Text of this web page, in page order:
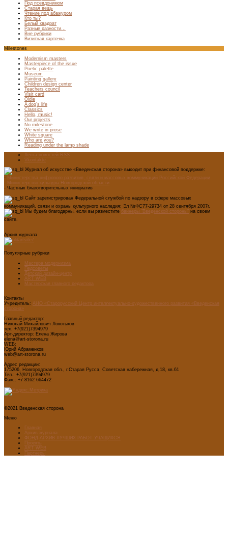
Под псевдонимом
Старая вещь
Чтение под абажуром
Кто ты?
Белый квадрат
Разные разности…
Вне рубрики
Визитная карточка
Milestones
Modernism masters
Masterpiece of the issue
Poetic palette
Museum
Painting gallery
Children design center
Teachers council
Visit card
Oldie
A dog’s life
Classics
Hello, music!
Our projects
No milestone
We write in prose
White square
Who are you?
Reading under the lamp shade
Лента новостей RSS
Vkontakte
Журнал об искусстве «Введенская сторона» выходит при финансовой поддержке:
- Министерства цифрового развития, связи и массовых коммуникаций Российской Федерации
- Министерство культуры Новгородской области
- Частных благотворительных инициатив
Сайт зарегистрирован Федеральной службой по надзору в сфере массовых
коммуникаций, связи и охраны культурного наследия: Эл №ФС77-29734 от 28 сентября 2007г.
Мы будем благодарны, если вы разместите баннеры "Введенской стороны" на своем
сайте.
Архив журнала
Популярные рубрики
Мастера модернизма
Педсоветы
Детский дизайн-центр
ART WEB
Мастерская главного редактора
Контакты
Учредитель: АНО «Старорусский Центр интеллектуально-художественного развития «Введенская
сторона»
Главный редактор:
Николай Михайлович Локотьков
тел. +7(921)7394979
Арт-директор: Елена Жирова
elena@art-storona.ru
WEB:
Юрий Абраменков
web@art-storona.ru
Адрес редакции:
175206, Новгородская обл., г.Старая Русса, Советская набережная, д.18, кв.61
Тел.: +7(921)7394979
Факс: +7 8162 664472
©2021 Введенская сторона
Меню
Главная
Архив журнала
ФОНД-АРХИВ ЛУЧШИХ РАБОТ УЧАЩИХСЯ
Проекты
ART WEB
Партнеры